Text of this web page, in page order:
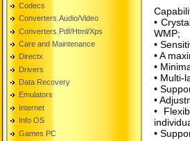
Codecs
Converters.Audio/Video
Converters.Pdf/Html/Xps
Care and Maintenance
Directx
Drivers
Data Recovery
Emulators
Internet
Info OS
Games PC
•
WMP;
•
• A
•
• Multi-
•
•
•
•